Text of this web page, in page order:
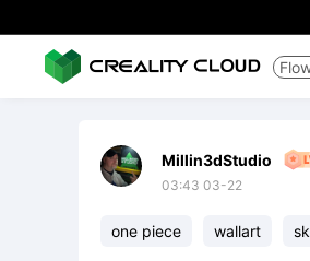
Millin3dStudio
03:43 03-22
one piece wallart